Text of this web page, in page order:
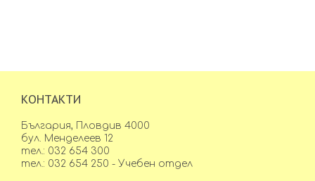
КОНТАКТИ
България, Пловдив 4000
бул. Менделеев 12
тел.: 032 654 300
тел.: 032 654 250 - Учебен отдел